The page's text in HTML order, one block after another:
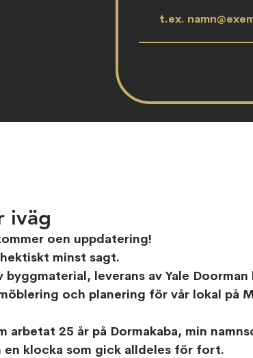
iväg
oen uppdatering!
minst sagt.
leverans av Yale Doorman
och planering för vår lokal på
arbetat 25 år på Dormakaba, min
en klocka som gick alldeles för fort.